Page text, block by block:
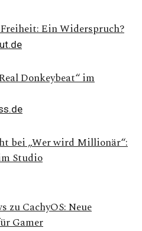
Ein Widerspruch?
Donkeybeat“ im
bei „Wer wird Millionär“:
Studio
zu CachyOS: Neue
Gamer